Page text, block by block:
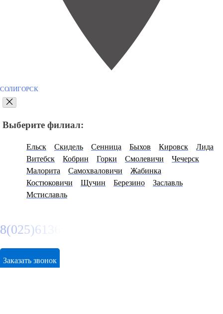
СОЛИГОРСК
Выберите филиал:
Ельск Скидель Сенница Быхов Кировск
Лида
Витебск
Кобрин Горки Смолевичи
Чечерск
Малорита
Самохваловичи
Жабинка
Костюковичи
Щучин Березино
Заславль
Мстиславль
8(025)6136974
Заказать звонок